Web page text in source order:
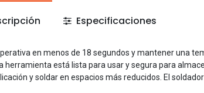
Especificaciones
en menos de 18 segundos y mantener una
herramienta está lista para usar y segura para
y soldar en espacios más reducidos. El